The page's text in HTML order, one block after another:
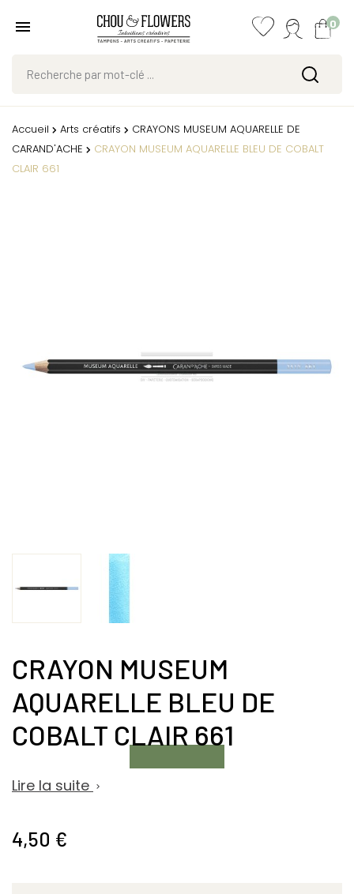
0
Accueil Arts créatifs
CRAYONS MUSEUM AQUARELLE DE
CARAND'ACHE
CRAYON MUSEUM AQUARELLE BLEU DE COBALT
CLAIR 661
CRAYON MUSEUM
AQUARELLE BLEU DE
COBALT CLAIR 661
Lire la suite 
4,50 €